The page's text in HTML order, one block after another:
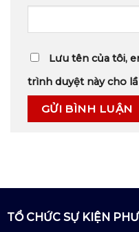
Lưu tên của tôi,
trình duyệt này cho
TỔ CHỨC SỰ KIỆN